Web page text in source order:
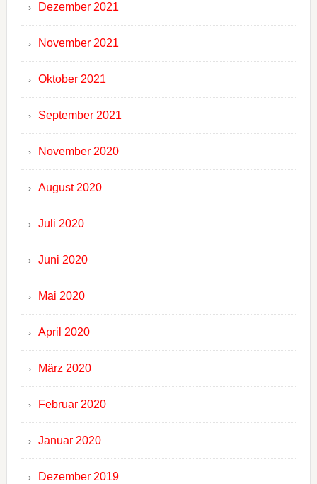
Dezember 2021
November 2021
Oktober 2021
September 2021
November 2020
August 2020
Juli 2020
Juni 2020
Mai 2020
April 2020
März 2020
Februar 2020
Januar 2020
Dezember 2019